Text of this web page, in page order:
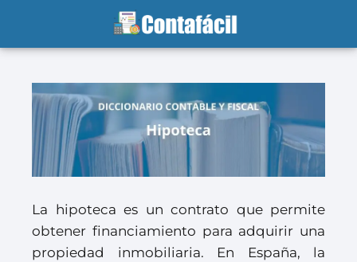
La hipoteca es un contrato que permite
obtener financiamiento para adquirir una
propiedad inmobiliaria. En España, la